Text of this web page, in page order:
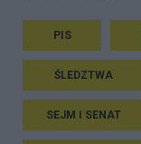
PIS
ŚLEDZTWA
SEJM I SENAT